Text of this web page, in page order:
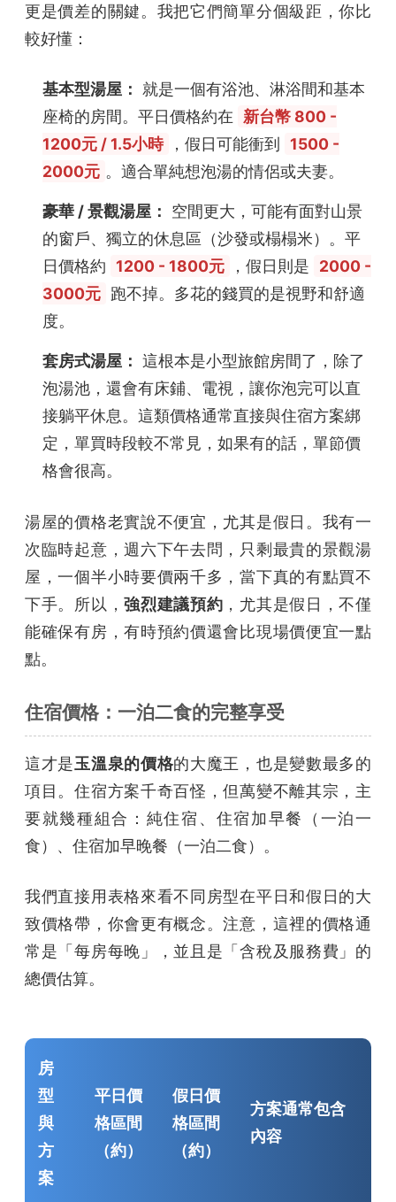
更是價差的關鍵。我把它們簡單分個級距，你比
較好懂：
基本型湯屋：
就是一個有浴池、淋浴間和基本
座椅的房間。平日價格約在
新台幣 800 -
1200元 / 1.5小時
，假日可能衝到
1500 -
2000元 。適合單純想泡湯的情侶或夫妻。
豪華 / 景觀湯屋：
空間更大，可能有面對山景
的窗戶、獨立的休息區（沙發或榻榻米）。平
日價格約
1200 - 1800元 ，假日則是
2000 -
3000元 跑不掉。多花的錢買的是視野和舒適
度。
套房式湯屋： 這根本是小型旅館房間了，除了
泡湯池，還會有床鋪、電視，讓你泡完可以直
接躺平休息。這類價格通常直接與住宿方案綁
定，單買時段較不常見，如果有的話，單節價
格會很高。
湯屋的價格老實說不便宜，尤其是假日。我有一
次臨時起意，週六下午去問，只剩最貴的景觀湯
屋，一個半小時要價兩千多，當下真的有點買不
下手。所以，強烈建議預約 ，尤其是假日，不僅
能確保有房，有時預約價還會比現場價便宜一點
點。
住宿價格：一泊二食的完整享受
這才是玉溫泉的價格的大魔王，也是變數最多的
項目。住宿方案千奇百怪，但萬變不離其宗，主
要就幾種組合：純住宿、住宿加早餐（一泊一
食）、住宿加早晚餐（一泊二食）。
我們直接用表格來看不同房型在平日和假日的大
致價格帶，你會更有概念。注意，這裡的價格通
常是「每房每晚」，並且是「含稅及服務費」的
總價估算。
房
型
與
方
案
平日價
格區間
（約）
假日價
格區間
（約）
方案通常包含
內容